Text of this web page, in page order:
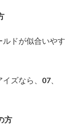
ドが似合いやす
ズなら、07、
方